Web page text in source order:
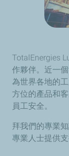
TotalEnergies
作夥伴。近一
為世界各地的
方位的產品和
員工安全。
拜我們的專業
專業人士提供支